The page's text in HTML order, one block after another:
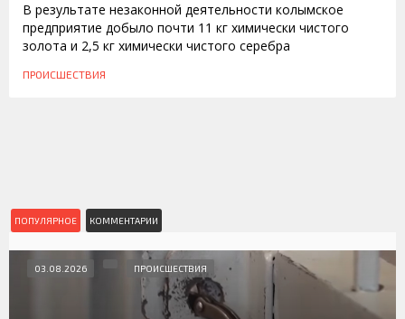
В результате незаконной деятельности колымское
предприятие добыло почти 11 кг химически чистого
золота и 2,5 кг химически чистого серебра
ПРОИСШЕСТВИЯ
ПОПУЛЯРНОЕ КОММЕНТАРИИ
03.08.2026 ПРОИСШЕСТВИЯ